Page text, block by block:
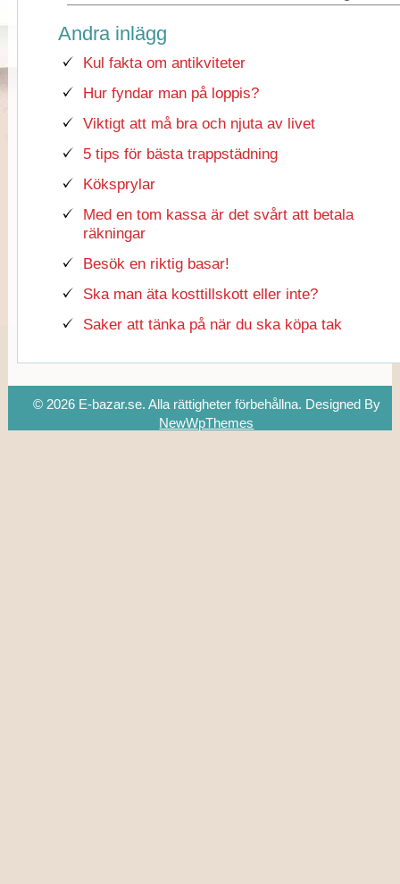
Andra inlägg
Kul fakta om antikviteter
Hur fyndar man på loppis?
Viktigt att må bra och njuta av livet
5 tips för bästa trappstädning
Köksprylar
Med en tom kassa är det svårt att betala
räkningar
Besök en riktig basar!
Ska man äta kosttillskott eller inte?
Saker att tänka på när du ska köpa tak
© 2026 E-bazar.se. Alla rättigheter förbehållna. Designed By
NewWpThemes